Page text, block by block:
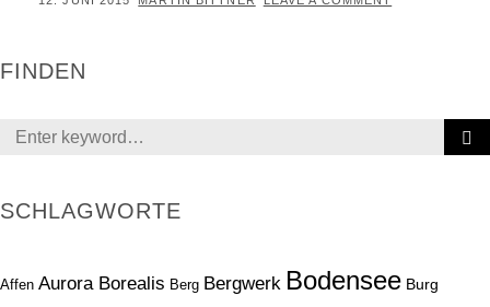
FINDEN
Search
SCHLAGWORTE
Affen Aurora Borealis Berg Bergwerk Bodensee Burg